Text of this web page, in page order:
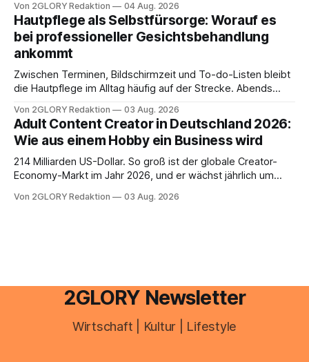
besitzt, loggt sich heute über das Vodafone E-Mail & Cloud
Portal ein. Der klassische Arcor Login über mail.
Von 2GLORY Redaktion 04 Aug. 2026
Hautpflege als Selbstfürsorge: Worauf es
bei professioneller Gesichtsbehandlung
ankommt
Zwischen Terminen, Bildschirmzeit und To-do-Listen bleibt
die Hautpflege im Alltag häufig auf der Strecke. Abends
Drogerie – mehr ist zeitlich oft nicht drin. Dabei reagiert die
Haut empfindlich auf Stress, Schlafmangel und
Umwelteinflüsse: Sie wirkt müde, spannt oder neigt zu
Unreinheiten. Professionelle
Von 2GLORY Redaktion 03 Aug. 2026
Adult Content Creator in Deutschland 2026:
Wie aus einem Hobby ein Business wird
214 Milliarden US-Dollar. So groß ist der globale Creator-
Economy-Markt im Jahr 2026, und er wächst jährlich um
ist längst ein ernstzunehmender Wirtschaftszweig. Weltweit
Von 2GLORY Redaktion 03 Aug. 2026
2GLORY Newsletter
Wirtschaft | Kultur | Lifestyle